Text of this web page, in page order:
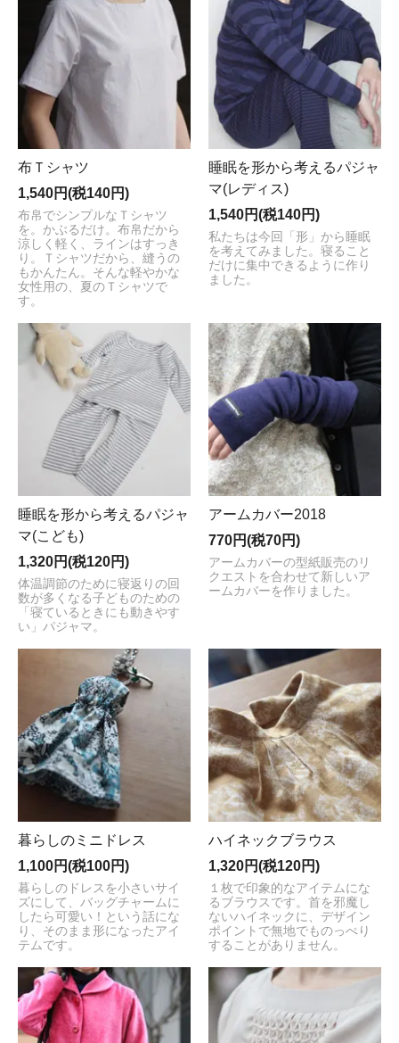
布Ｔシャツ
1,540円(税140円)
布帛でシンプルなＴシャツ
を。かぶるだけ。布帛だから
涼しく軽く、ラインはすっき
り。Ｔシャツだから、縫うの
もかんたん。そんな軽やかな
女性用の、夏のＴシャツで
す。
睡眠を形から考えるパジャ
マ(レディス)
1,540円(税140円)
私たちは今回「形」から睡眠
を考えてみました。寝ること
だけに集中できるように作り
ました。
睡眠を形から考えるパジャ
マ(こども)
1,320円(税120円)
体温調節のために寝返りの回
数が多くなる子どものための
「寝ているときにも動きやす
い」パジャマ。
アームカバー2018
770円(税70円)
アームカバーの型紙販売のリ
クエストを合わせて新しいア
ームカバーを作りました。
暮らしのミニドレス
1,100円(税100円)
暮らしのドレスを小さいサイ
ズにして、バッグチャームに
したら可愛い！という話にな
り、そのまま形になったアイ
テムです。
ハイネックブラウス
1,320円(税120円)
１枚で印象的なアイテムにな
るブラウスです。首を邪魔し
ないハイネックに、デザイン
ポイントで無地でものっぺり
することがありません。